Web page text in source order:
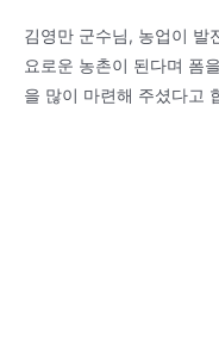
김영만 군수님, 농업이 발
요로운 농촌이 된다며 폼
을 많이 마련해 주셨다고